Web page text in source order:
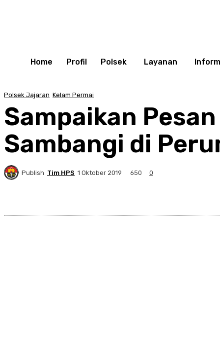
Home Profil Polsek Layanan
Polsek Jajaran Kelam Permai
Sampaikan
Sambangi di
Publish Tim HPS 1 Oktober 2019 650 0